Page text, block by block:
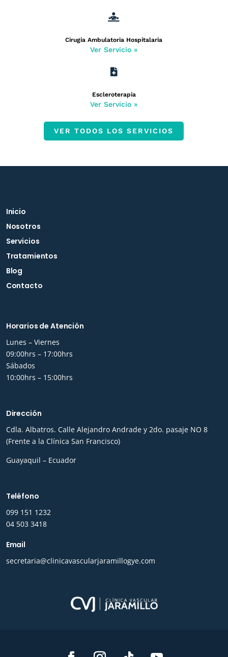

Cirugía Ambulatoria Hospitalaria
Ver Servicio »

Escleroterapia
Ver Servicio »
VER TODOS LOS SERVICIOS
Inicio
Nosotros
Servicios
Tratamientos
Blog
Contacto
Horarios de Atención
Lunes – Viernes
09:00hrs – 17:00hrs
Sábados
10:00hrs – 15:00hrs
Dirección
Cdla. Albatros. Calle Alejandro Andrade y 2do. pasaje NO 8
(Frente a la Clínica San Francisco)
Guayaquil – Ecuador
Teléfono
099 151 1232
04 503 3418
Email
secretaria@clinicavascularjaramillogye.com